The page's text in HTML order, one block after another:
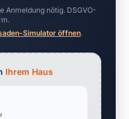
Anmeldung nötig. DSGVO-
Simulator öffnen.
Ihrem Haus